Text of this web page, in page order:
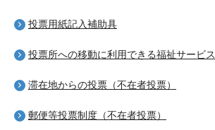
投票用紙記入補助具
投票所への移動に利用できる福祉サービス
滞在地からの投票（不在者投票）
郵便等投票制度（不在者投票）